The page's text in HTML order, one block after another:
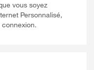
vous soyez
Personnalisé,
connexion.